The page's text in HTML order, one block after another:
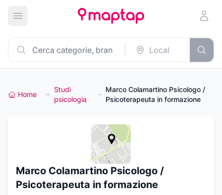
Apri menu principale
Home
Studi
psicologia
Marco Colamartino Psicologo /
Psicoterapeuta in formazione
Marco Colamartino Psicologo /
Psicoterapeuta in formazione